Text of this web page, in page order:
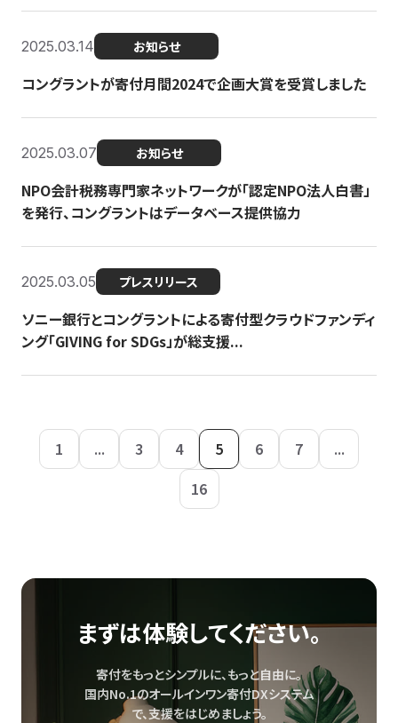
2025.03.14 お知らせ
コングラントが寄付月間2024で企画大賞を受賞しました
2025.03.07 お知らせ
NPO会計税務専門家ネットワークが「認定NPO法人白書」
を発行、コングラントはデータベース提供協力
2025.03.05 プレスリリース
ソニー銀行とコングラントによる寄付型クラウドファンディ
ング「GIVING for SDGs」が総支援...
1 ... 3 4 5 6 7
...
16
まずは体験してください。
寄付をもっとシンプルに、もっと自由に。
国内No.1のオールインワン寄付DXシステム
で、支援をはじめましょう。